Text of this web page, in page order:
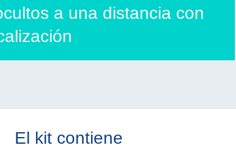
a una distancia con
El kit contiene